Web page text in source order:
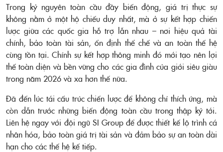
Trong kỷ nguyên toàn cầu đầy biến động, giá trị thực sự
không nằm ở một hộ chiếu duy nhất, mà ở sự kết hợp chiến
lược giữa các quốc gia hỗ trợ lẫn nhau – nơi hiệu quả tài
chính, bảo toàn tài sản, ổn định thể chế và an toàn thế hệ
cùng tồn tại. Chính sự kết hợp thông minh đó mới tạo nên lợi
thế toàn diện và bền vững cho các gia đình của giới siêu giàu
trong năm 2026 và xa hơn thế nữa.
Đã đến lúc tái cấu trúc chiến lược để không chỉ thích ứng, mà
còn dẫn trước những biến động toàn cầu trong thập kỷ tới.
Liên hệ ngay với đội ngũ SI Group để được thiết kế lộ trình cá
nhân hóa, bảo toàn giá trị tài sản và đảm bảo sự an toàn dài
hạn cho các thế hệ kế tiếp.